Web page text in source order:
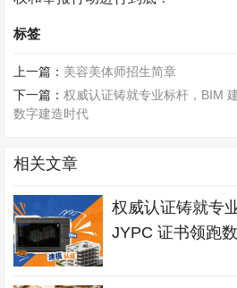
标签
上一篇： 美容美体师招生简章
下一篇：权威认证铸就专业标杆，BIM
数字建造时代
相关文章
权威认证铸就专
JYPC 证书领跑